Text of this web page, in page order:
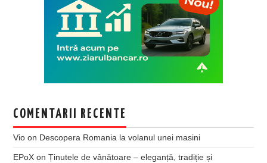
COMENTARII RECENTE
Vio on Descopera Romania la volanul unei masini
EPoX onȚinutele de vânătoare – eleganță, tradiție și